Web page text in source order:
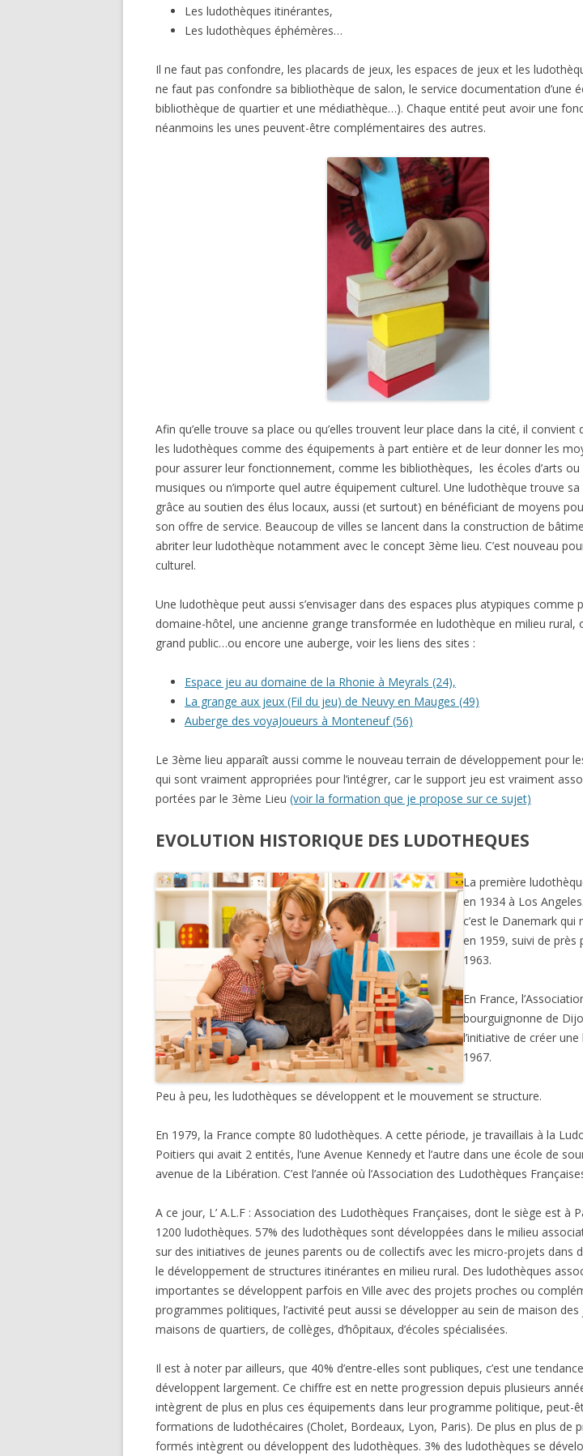
Les ludothèques itinérantes,
Les ludothèques éphémères…
Il ne faut pas confondre, les placards de jeux, les espaces de jeux et les
ne faut pas confondre sa bibliothèque de salon, le service documentation d’une
bibliothèque de quartier et une médiathèque…). Chaque entité peut avoir une
néanmoins les unes peuvent-être complémentaires des autres.
Afin qu’elle trouve sa place ou qu’elles trouvent leur place dans la cité, il convient
les ludothèques comme des équipements à part entière et de leur donner les
pour assurer leur fonctionnement, comme les bibliothèques, les écoles d’arts ou
musiques ou n’importe quel autre équipement culturel. Une ludothèque trouve sa
grâce au soutien des élus locaux, aussi (et surtout) en bénéficiant de moyens
son offre de service. Beaucoup de villes se lancent dans la construction de
abriter leur ludothèque notamment avec le concept 3ème lieu. C’est nouveau
culturel.
Une ludothèque peut aussi s’envisager dans des espaces plus atypiques comme
domaine-hôtel, une ancienne grange transformée en ludothèque en milieu rural,
grand public…ou encore une auberge, voir les liens des sites :
Espace jeu au domaine de la Rhonie à Meyrals (24),
La grange aux jeux (Fil du jeu) de Neuvy en Mauges (49)
Auberge des voyaJoueurs à Monteneuf (56)
Le 3ème lieu apparaît aussi comme le nouveau terrain de développement pour
qui sont vraiment appropriées pour l’intégrer, car le support jeu est vraiment
portées par le 3ème Lieu (voir la formation que je propose sur ce sujet)
EVOLUTION HISTORIQUE DES LUDOTHEQUES
La première
en 1934 à Los
c’est le Danemark qui
en 1959, suivi de près
1963.
En France,
bourguignonne de
l’initiative de créer
1967.
Peu à peu, les ludothèques se développent et le mouvement se structure.
En 1979, la France compte 80 ludothèques. A cette période, je travaillais à la
Poitiers qui avait 2 entités, l’une Avenue Kennedy et l’autre dans une école de
avenue de la Libération. C’est l’année où l’Association des Ludothèques
A ce jour, L’ A.L.F : Association des Ludothèques Françaises, dont le siège est à
1200 ludothèques. 57% des ludothèques sont développées dans le milieu
sur des initiatives de jeunes parents ou de collectifs avec les micro-projets dans
le développement de structures itinérantes en milieu rural. Des ludothèques
importantes se développent parfois en Ville avec des projets proches ou
programmes politiques, l’activité peut aussi se développer au sein de maison des
maisons de quartiers, de collèges, d’hôpitaux, d’écoles spécialisées.
Il est à noter par ailleurs, que 40% d’entre-elles sont publiques, c’est une
développent largement. Ce chiffre est en nette progression depuis plusieurs
intègrent de plus en plus ces équipements dans leur programme politique, peut-
formations de ludothécaires (Cholet, Bordeaux, Lyon, Paris). De plus en plus de
formés intègrent ou développent des ludothèques. 3% des ludothèques se